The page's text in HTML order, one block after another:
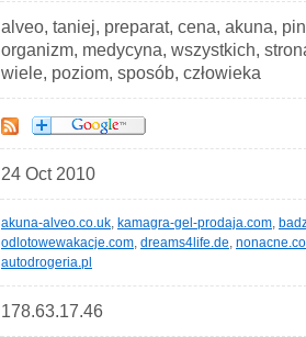
alveo, taniej, preparat, cena, akuna,
organizm, medycyna, wszystkich,
wiele, poziom, sposób, człowieka
24 Oct 2010
akuna-alveo.co.uk, kamagra-gel-prodaja.com,
odlotowewakacje.com, dreams4life.de,
autodrogeria.pl
178.63.17.46